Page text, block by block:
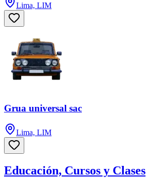
Lima, LIM
Grua universal sac
Lima, LIM
Educación, Cursos y Clases